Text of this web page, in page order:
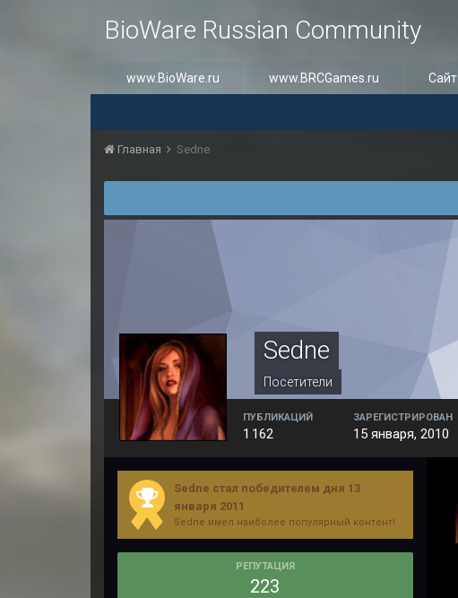
BioWare Russian Community
www.BioWare.ru www.BRCGames.ru Сайт
Главная Sedne
Sedne
Посетители
ПУБЛИКАЦИЙ
1 162
ЗАРЕГИСТРИРОВАН
15 января, 2010
Sedne стал победителем дня 13
января 2011
Sedne имел наиболее популярный контент!
РЕПУТАЦИЯ
223